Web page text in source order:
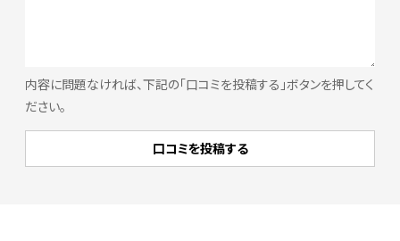
内容に問題なければ、下記の「口コミを投稿する」ボタンを押してく
ださい。